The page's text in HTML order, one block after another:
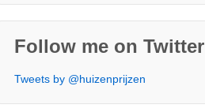
Follow me on Twitter
Tweets by @huizenprijzen